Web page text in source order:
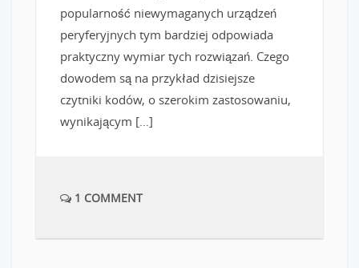
popularność niewymaganych urządzeń
peryferyjnych tym bardziej odpowiada
praktyczny wymiar tych rozwiązań. Czego
dowodem są na przykład dzisiejsze
czytniki kodów, o szerokim zastosowaniu,
wynikającym […]
1 COMMENT